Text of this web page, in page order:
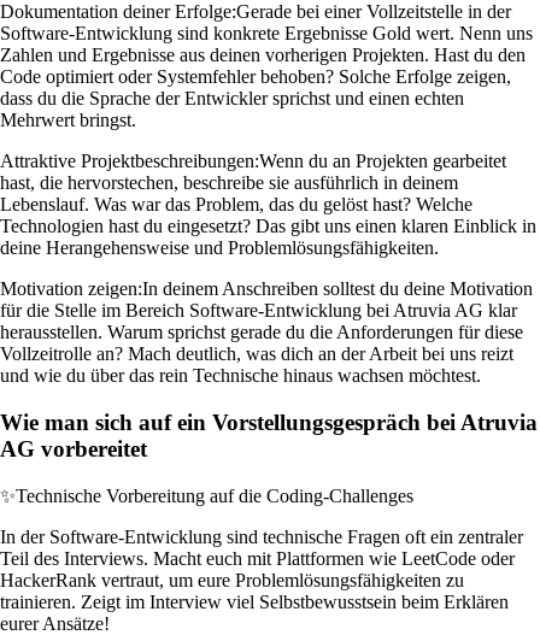
Dokumentation deiner Erfolge:Gerade bei einer Vollzeitstelle in der
Software-Entwicklung sind konkrete Ergebnisse Gold wert. Nenn uns
Zahlen und Ergebnisse aus deinen vorherigen Projekten. Hast du den
Code optimiert oder Systemfehler behoben? Solche Erfolge zeigen,
dass du die Sprache der Entwickler sprichst und einen echten
Mehrwert bringst.
Attraktive Projektbeschreibungen:Wenn du an Projekten gearbeitet
hast, die hervorstechen, beschreibe sie ausführlich in deinem
Lebenslauf. Was war das Problem, das du gelöst hast? Welche
Technologien hast du eingesetzt? Das gibt uns einen klaren Einblick in
deine Herangehensweise und Problemlösungsfähigkeiten.
Motivation zeigen:In deinem Anschreiben solltest du deine Motivation
für die Stelle im Bereich Software-Entwicklung bei Atruvia AG klar
herausstellen. Warum sprichst gerade du die Anforderungen für diese
Vollzeitrolle an? Mach deutlich, was dich an der Arbeit bei uns reizt
und wie du über das rein Technische hinaus wachsen möchtest.
Wie man sich auf ein Vorstellungsgespräch bei Atruvia
AG vorbereitet
✨Technische Vorbereitung auf die Coding-Challenges
In der Software-Entwicklung sind technische Fragen oft ein zentraler
Teil des Interviews. Macht euch mit Plattformen wie LeetCode oder
HackerRank vertraut, um eure Problemlösungsfähigkeiten zu
trainieren. Zeigt im Interview viel Selbstbewusstsein beim Erklären
eurer Ansätze!